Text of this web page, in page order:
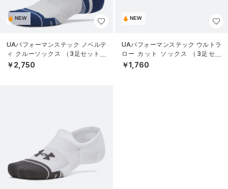
NEW
UAパフォーマンステック ノベルテ
ィ クルーソックス （3足セット）
（トレーニング/UNISEX）
￥2,750
NEW
UAパフォーマンステック ウルトラ
ロー カット ソックス （3足セッ
ト）（トレーニング/UNISEX）
￥1,760